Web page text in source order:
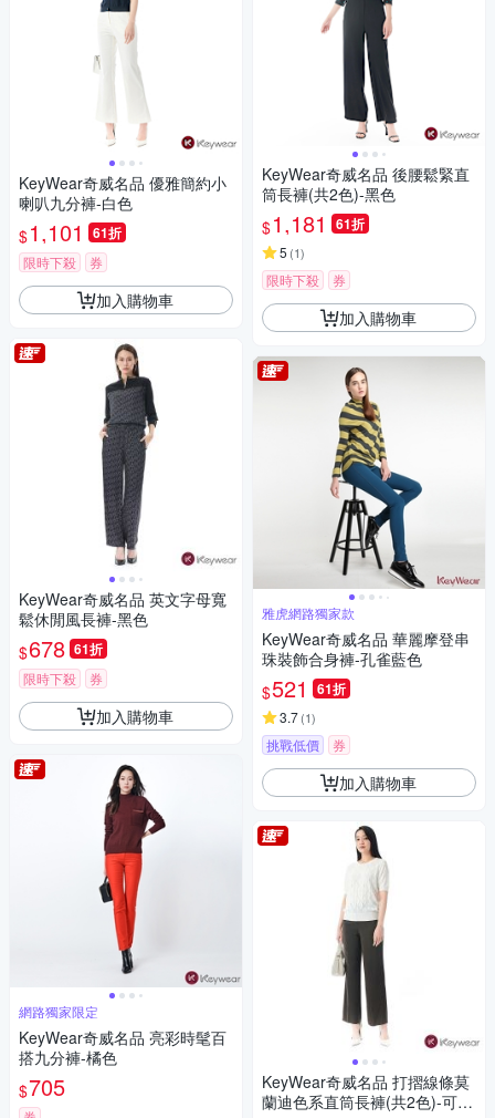
KeyWear奇威名品 優雅簡約小
喇叭九分褲-白色
$1,101 61折
限時下殺 券
加入購物車
KeyWear奇威名品 英文字母寬
鬆休閒風長褲-黑色
$678 61折
限時下殺 券
加入購物車
網路獨家限定
KeyWear奇威名品 亮彩時髦百
搭九分褲-橘色
$705
KeyWear奇威名品 後腰鬆緊直
筒長褲(共2色)-黑色
$1,181 61折
5 (1)
限時下殺 券
加入購物車
雅虎網路獨家款
KeyWear奇威名品 華麗摩登串
珠裝飾合身褲-孔雀藍色
$521 61折
3.7(1)
挑戰低價 券
加入購物車
KeyWear奇威名品 打摺線條莫
蘭迪色系直筒長褲(共2色)-可可